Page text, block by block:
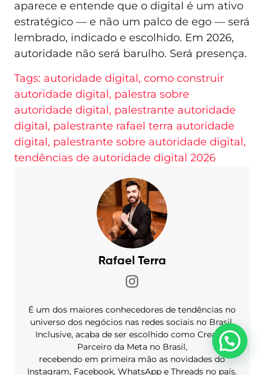
aparece e entende que o digital é um ativo
estratégico — e não um palco de ego — será
lembrado, indicado e escolhido. Em 2026,
autoridade não será barulho. Será presença.
Tags: autoridade digital, como construir
autoridade digital, palestra sobre
autoridade digital, palestrante autoridade
digital, palestrante rafael terra autoridade
digital, palestrante sobre autoridade digital,
tendências de autoridade digital 2026
Rafael Terra
É um dos maiores conhecedores de tendências no
universo dos negócios nas redes sociais no Brasil.
Inclusive, acaba de ser escolhido como Creator
Parceiro da Meta no Brasil,
recebendo em primeira mão as novidades do
Instagram, Facebook, WhatsApp e Threads no país.